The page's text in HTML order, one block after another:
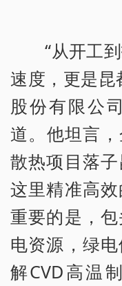
“从开工
速度，更是昆
股份有限公
道。他坦言
散热项目落
这里精准高
重要的是，
电资源，绿
解CVD高温